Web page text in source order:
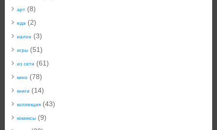
арт (8)
еда (2)
иалон (3)
игры (51)
из сети (61)
кино (78)
книги (14)
коллекция (43)
комиксы (9)